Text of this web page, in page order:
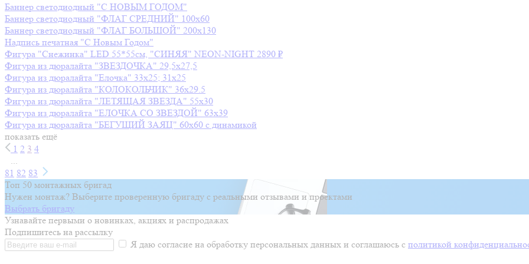
Баннер светодиодный "С НОВЫМ ГОДОМ"
Баннер светодиодный "ФЛАГ СРЕДНИЙ" 100х60
Баннер светодиодный "ФЛАГ БОЛЬШОЙ" 200х130
Надпись печатная "С Новым Годом"
Фигура "Снежинка" LED 55*55см, "СИНЯЯ" NEON-NIGHT 2890 ₽
Фигура из дюралайта "ЗВЕЗДОЧКА" 29,5х27,5
Фигура из дюралайта "Елочка" 33х25; 31х25
Фигура из дюралайта "КОЛОКОЛЬЧИК" 36х29.5
Фигура из дюралайта "ЛЕТЯЩАЯ ЗВЕЗДА" 55х30
Фигура из дюралайта "ЕЛОЧКА СО ЗВЕЗДОЙ" 63х39
Фигура из дюралайта "БЕГУЩИЙ ЗАЯЦ" 60х60 с динамикой
показать ещё
1 2 3 4
...
81 82 83
Топ 50 монтажных бригад
Нужен монтаж? Выберите проверенную бригаду с реальными отзывами и проектами
Выбрать бригаду
Узнавайте первыми о новинках, акциях и распродажах
Подпишитесь на рассылку
Я даю согласие на обработку персональных данных и соглашаюсь с политикой